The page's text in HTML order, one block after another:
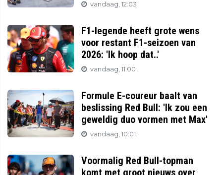
vandaag, 12:03
F1-legende heeft grote wens
voor restant F1-seizoen van
2026: 'Ik hoop dat..'
vandaag, 11:00
Formule E-coureur baalt van
beslissing Red Bull: 'Ik zou een
geweldig duo vormen met Max'
vandaag, 10:01
Voormalig Red Bull-topman